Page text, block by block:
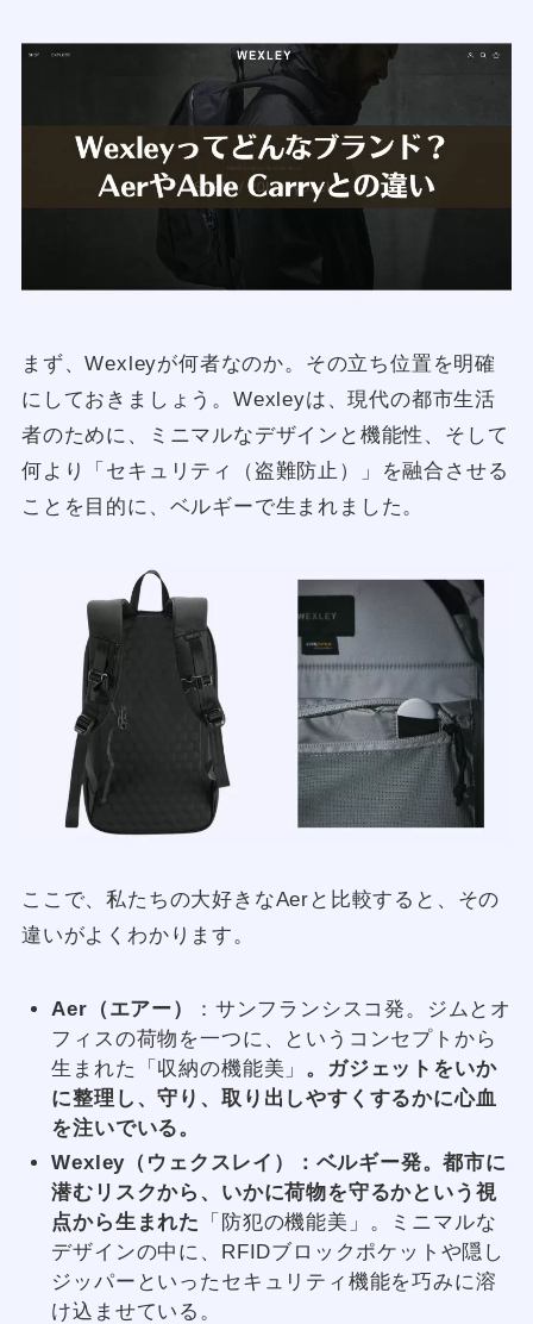
まず、Wexleyが何者なのか。その立ち位置を明確
にしておきましょう。Wexleyは、現代の都市生活
者のために、ミニマルなデザインと機能性、そして
何より「セキュリティ（盗難防止）」を融合させる
ことを目的に、ベルギーで生まれました。
ここで、私たちの大好きなAerと比較すると、その
違いがよくわかります。
Aer（エアー）
：サンフランシスコ発。ジムとオ
フィスの荷物を一つに、というコンセプトから
生まれた「収納の機能美」 。ガジェットをいか
に整理し、守り、取り出しやすくするかに心血
を注いでいる。
Wexley（ウェクスレイ）：ベルギー発。都市に
潜むリスクから、いかに荷物を守るかという視
点から生まれた
「防犯の機能美」。ミニマルな
デザインの中に、RFIDブロックポケットや隠し
ジッパーといったセキュリティ機能を巧みに溶
け込ませている。